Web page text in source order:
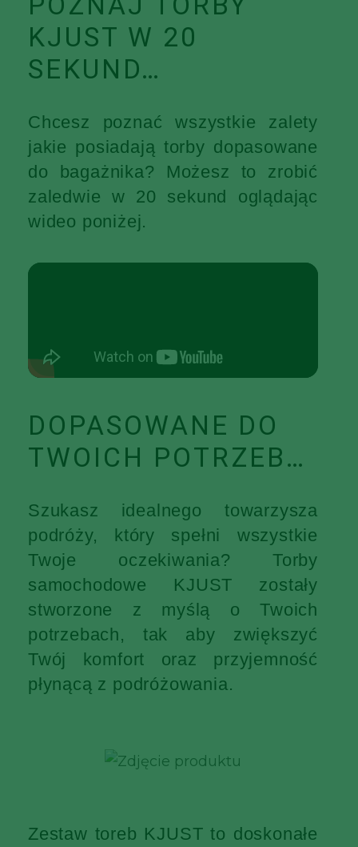
KJUST W 20
SEKUND…
Chcesz poznać wszystkie zalety
jakie posiadają torby dopasowane
do bagażnika? Możesz to zrobić
zaledwie w 20 sekund oglądając
wideo poniżej.
DOPASOWANE DO
TWOICH POTRZEB…
Szukasz idealnego towarzysza
podróży, który spełni wszystkie
Twoje oczekiwania? Torby
samochodowe KJUST zostały
stworzone z myślą o Twoich
potrzebach, tak aby zwiększyć
Twój komfort oraz przyjemność
płynącą z podróżowania.
Zestaw toreb KJUST to doskonałe